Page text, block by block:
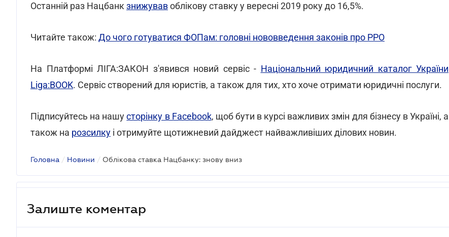
Останній раз Нацбанк знижувавоблікову ставку у вересні 2019 року до 16,5%.
Читайте також: До чого готуватися ФОПам: головні нововведення законів про РРО
На Платформі ЛІГА:ЗАКОН з'явився новий сервіс - Національний юридичний каталог України
Liga:BOOK. Сервіс створений для юристів, а також для тих, хто хоче отримати юридичні послуги.
Підписуйтесь на нашусторінку в Facebook, щоб бути в курсі важливих змін для бізнесу в Україні, а
також на розсилку і отримуйте щотижневий дайджест найважливіших ділових новин.
Головна / Новини / Облікова ставка Нацбанку: знову вниз
Залиште коментар